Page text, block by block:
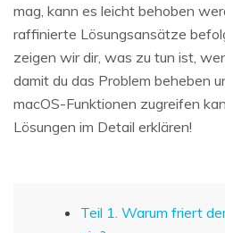
mag, kann es leicht behoben
raffinierte Lösungsansätze
zeigen wir dir, was zu tun ist,
damit du das Problem beheben
macOS-Funktionen zugreifen
Lösungen im Detail erklären!
Teil 1. Warum friert